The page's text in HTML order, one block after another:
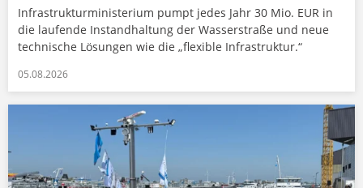
Infrastrukturministerium pumpt jedes Jahr 30 Mio. EUR in
die laufende Instandhaltung der Wasserstraße und neue
technische Lösungen wie die „flexible Infrastruktur.“
05.08.2026